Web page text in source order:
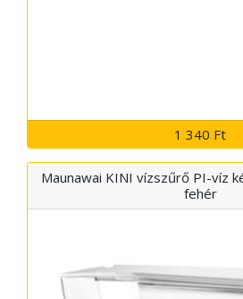
1 340 Ft
Maunawai KINI vízszűrő PI-víz
fehér